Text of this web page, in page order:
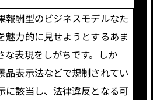
報酬型のビジネスモデルなた
魅力的に見せようとするあま
な表現をしがちです。しか
品表示法などで規制されてい
に該当し、法律違反となる可